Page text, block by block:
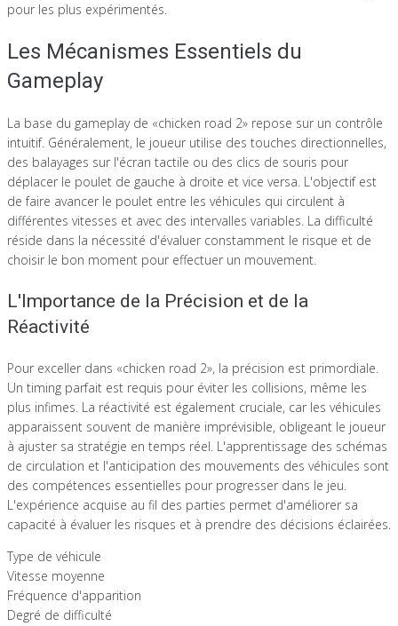
pour les plus expérimentés.
Les Mécanismes Essentiels du
Gameplay
La base du gameplay de «chicken road 2» repose sur un contrôle
intuitif. Généralement, le joueur utilise des touches directionnelles,
des balayages sur l'écran tactile ou des clics de souris pour
déplacer le poulet de gauche à droite et vice versa. L'objectif est
de faire avancer le poulet entre les véhicules qui circulent à
différentes vitesses et avec des intervalles variables. La difficulté
réside dans la nécessité d'évaluer constamment le risque et de
choisir le bon moment pour effectuer un mouvement.
L'Importance de la Précision et de la
Réactivité
Pour exceller dans «chicken road 2», la précision est primordiale.
Un timing parfait est requis pour éviter les collisions, même les
plus infimes. La réactivité est également cruciale, car les véhicules
apparaissent souvent de manière imprévisible, obligeant le joueur
à ajuster sa stratégie en temps réel. L'apprentissage des schémas
de circulation et l'anticipation des mouvements des véhicules sont
des compétences essentielles pour progresser dans le jeu.
L'expérience acquise au fil des parties permet d'améliorer sa
capacité à évaluer les risques et à prendre des décisions éclairées.
Type de véhicule
Vitesse moyenne
Fréquence d'apparition
Degré de difficulté